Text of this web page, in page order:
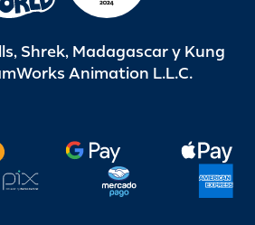
Shrek, Madagascar y Kung
Animation L.L.C.